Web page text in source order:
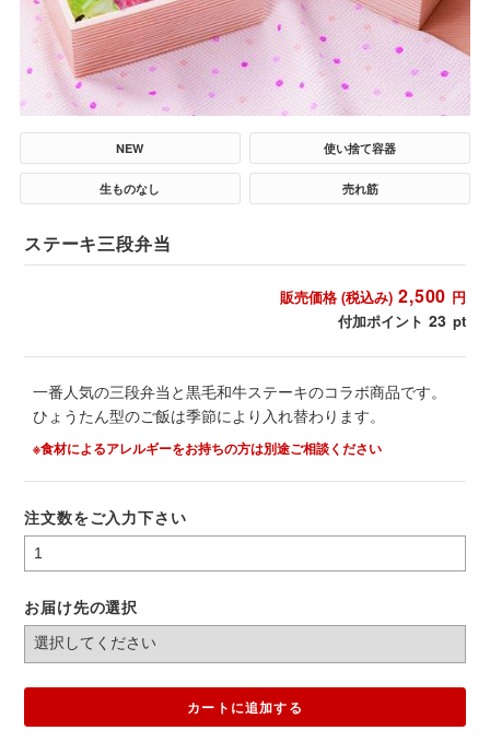
NEW 使い捨て容器
生ものなし 売れ筋
ステーキ三段弁当
販売価格 (税込み) 2,500 円
付加ポイント 23 pt
一番人気の三段弁当と黒毛和牛ステーキのコラボ商品です。
ひょうたん型のご飯は季節により入れ替わります。
※食材によるアレルギーをお持ちの方は別途ご相談ください
注文数をご入力下さい
お届け先の選択
カートに追加する